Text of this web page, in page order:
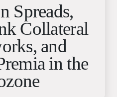
Spreads,
Collateral
and
in the